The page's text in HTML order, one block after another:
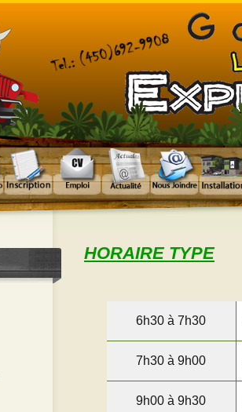
HORAIRE TYPE
6h30 à 7h30
7h30 à 9h00
9h00 à 9h30